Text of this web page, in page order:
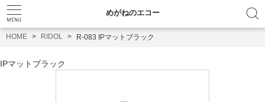
めがねのエコー
HOME RIDOL R-083 IPマットブラック
IPマットブラック